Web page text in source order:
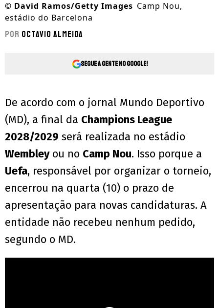
© David Ramos/Getty Images Camp Nou,
estádio do Barcelona
Por Octavio Almeida
Segue a gente no Google!
De acordo com o jornal Mundo Deportivo
(MD), a final da Champions League
2028/2029 será realizada no estádio
Wembleyou no Camp Nou. Isso porque a
Uefa, responsável por organizar o torneio,
encerrou na quarta (10) o prazo de
apresentação para novas candidaturas. A
entidade não recebeu nenhum pedido,
segundo o MD.